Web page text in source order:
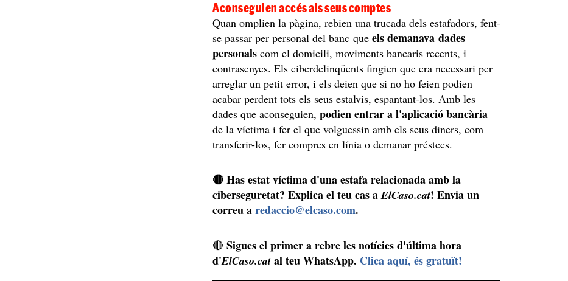
Aconseguien accés als seus comptes
Quan omplien la pàgina, rebien una trucada dels estafadors, fent-
se passar per personal del banc queels demanava dades
personals com el domicili, moviments bancaris recents, i
contrasenyes. Els ciberdelinqüents fingien que era necessari per
arreglar un petit error, i els deien que si no ho feien podien
acabar perdent tots els seus estalvis, espantant-los. Amb les
dades que aconseguien,podien entrar a l'aplicació bancària
de la víctima i fer el que volguessin amb els seus diners, com
transferir-los, fer compres en línia o demanar préstecs.
🔴 Has estat víctima d'una estafa relacionada amb la
ciberseguretat? Explica el teu cas aElCaso.cat! Envia un
correu aredaccio@elcaso.com.
🔴Sigues el primer a rebre les notícies d'última hora
d'ElCaso.cat al teu WhatsApp. Clica aquí, és gratuït!